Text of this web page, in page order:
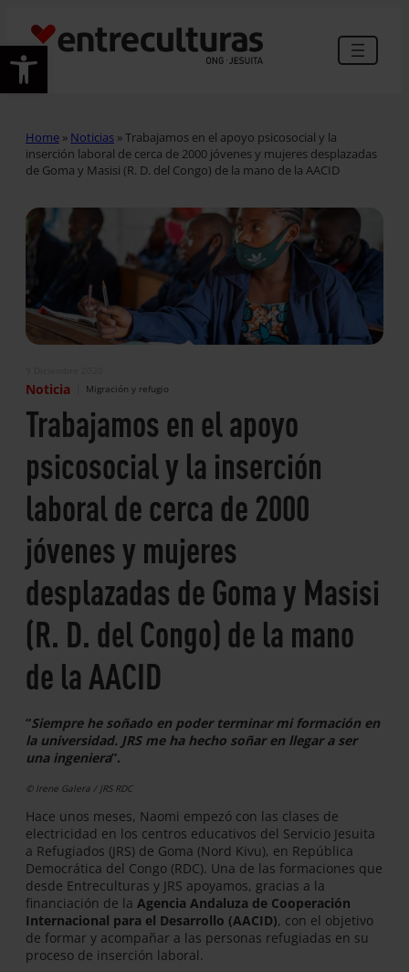
Abrir barra de herramientas
Home » Noticias »Trabajamos en el apoyo psicosocial y la
inserción laboral de cerca de 2000 jóvenes y mujeres desplazadas
de Goma y Masisi (R. D. del Congo) de la mano de la AACID
Noticia Migración y refugio
Trabajamos en el apoyo
psicosocial y la inserción
laboral de cerca de 2000
jóvenes y mujeres
desplazadas de Goma y Masisi
(R. D. del Congo) de la mano
de la AACID
“Siempre he soñado en poder terminar mi formación en
la universidad. JRS me ha hecho soñar en llegar a ser
una ingeniera”.
© Irene Galera / JRS RDC
Hace unos meses, Naomi empezó con las clases de
electricidad en los centros educativos del Servicio Jesuita
a Refugiados (JRS) de Goma (Nord Kivu), en República
Democrática del Congo (RDC). Una de las formaciones que
desde Entreculturas y JRS apoyamos, gracias a la
financiación de la Agencia Andaluza de Cooperación
Internacional para el Desarrollo (AACID), con el objetivo
de formar y acompañar a las personas refugiadas en su
proceso de inserción laboral.